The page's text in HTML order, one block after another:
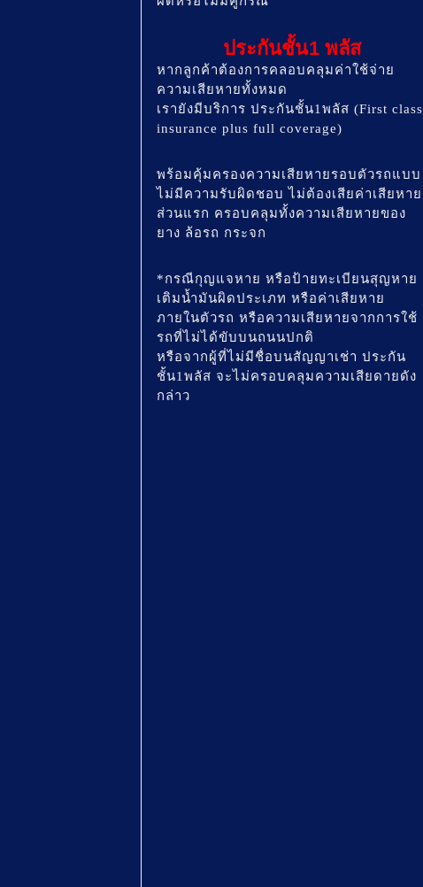
ประกันชั้น1 พลัส
หากลูกค้าต้องการคลอบคลุมค่าใช้จ่าย
ความเสียหายทั้งหมด
เรายังมีบริการ ประกันชั้น1พลัส (First class
insurance plus full coverage)
พร้อมคุ้มครองความเสียหายรอบตัวรถแบบ
ไม่มีความรับผิดชอบ ไม่ต้องเสียค่าเสียหาย
ส่วนแรก ครอบคลุมทั้งความเสียหายของ
ยาง ล้อรถ กระจก
*กรณีกุญแจหาย หรือป้ายทะเบียนสุญหาย
เติมน้ำมันผิดประเภท หรือค่าเสียหาย
ภายในตัวรถ หรือความเสียหายจากการใช้
รถที่ไม่ได้ขับบนถนนปกติ
หรือจากผู้ที่ไม่มีชื่อบนสัญญาเช่า ประกัน
ชั้น1พลัส จะไม่ครอบคลุมความเสียดายดัง
กล่าว